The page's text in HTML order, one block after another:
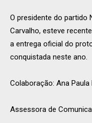
O presidente do partido
Carvalho, esteve
a entrega oficial do
conquistada neste ano.
Colaboração: Ana Paula
Assessora de